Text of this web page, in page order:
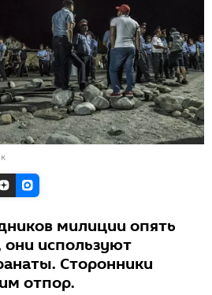
милиции опять
используют
Сторонники
отпор.